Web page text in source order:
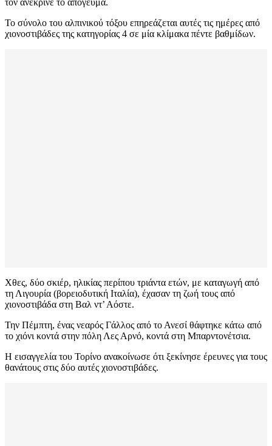
τον ανέκρινε το απόγευμα.
Το σύνολο του αλπινικού τόξου επηρεάζεται αυτές τις ημέρες από
χιονοστιβάδες της κατηγορίας 4 σε μία κλίμακα πέντε βαθμίδων.
Χθες, δύο σκιέρ, ηλικίας περίπου τριάντα ετών, με καταγωγή από
τη Λιγουρία (βορειοδυτική Ιταλία), έχασαν τη ζωή τους από
χιονοστιβάδα στη Βαλ ντ’ Αόστε.
Την Πέμπτη, ένας νεαρός Γάλλος από το Ανεσί θάφτηκε κάτω από
το χιόνι κοντά στην πόλη Λες Αρνό, κοντά στη Μπαρντονέτσια.
Η εισαγγελία του Τορίνο ανακοίνωσε ότι ξεκίνησε έρευνες για τους
θανάτους στις δύο αυτές χιονοστιβάδες.